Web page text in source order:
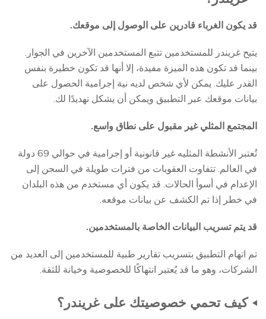
قد يكون الغرباء قادرين على الوصول إلى موقعك.
يتيح غريندر للمستخدمين تتبع المستخدمين الآخرين في الجوار.
بينما قد تكون هذه الميزة مفيدة، إلا أنها قد تكون خطيرة بنفس
القدر عليك. يمكن لأي شخص لديه نية إجرامية الحصول على
بيانات موقعك عبر التطبيق ويمكن أن يشكل تهديدًا لك.
المجتمع المثلي غير مقبول على نطاق واسع.
تُعتبر الأنشطة المثليه غير قانونية أو إجرامية في حوالي 69 دولة
في العالم. تتفاوت العقوبات من فترات طويلة في السجن إلى
الإعدام في أسوأ الحالات. قد يكون أي مستخدم من هذه البلدان
في خطر إذا تم الكشف عن بيانات موقعه.
قد يتم تسريب البيانات الخاصة بالمستخدمين.
تم اتهام التطبيق بتسريب تقارير طبية للمستخدمين إلى العديد من
الشركات، وهو ما قد يُعتبر انتهاكًا للخصوصية وخيانة للثقة.
كيف تحمي خصوصيتك على غريندر؟